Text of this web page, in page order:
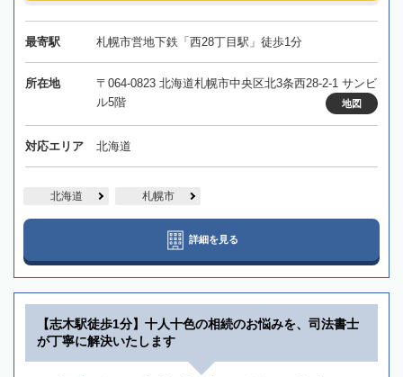
最寄駅 札幌市営地下鉄「西28丁目駅」徒歩1分
所在地
〒064-0823 北海道札幌市中央区北3条西28-2-1 サンビ
ル5階
地図
対応エリア 北海道
北海道 札幌市
詳細を見る
【志木駅徒歩1分】十人十色の相続のお悩みを、司法書士
が丁寧に解決いたします